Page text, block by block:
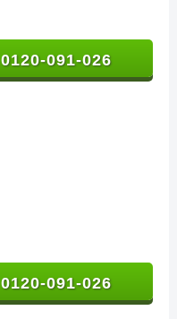
0120-091-026
0120-091-026